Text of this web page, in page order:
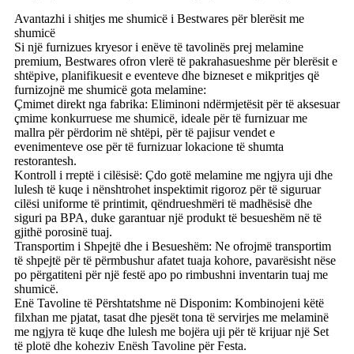
Avantazhi i shitjes me shumicë i Bestwares për blerësit me
shumicë
Si një furnizues kryesor i enëve të tavolinës prej melamine
premium, Bestwares ofron vlerë të pakrahasueshme për blerësit e
shtëpive, planifikuesit e eventeve dhe bizneset e mikpritjes që
furnizojnë me shumicë gota melamine:
Çmimet direkt nga fabrika: Eliminoni ndërmjetësit për të aksesuar
çmime konkurruese me shumicë, ideale për të furnizuar me
mallra për përdorim në shtëpi, për të pajisur vendet e
evenimenteve ose për të furnizuar lokacione të shumta
restorantesh.
Kontroll i rreptë i cilësisë: Çdo gotë melamine me ngjyra uji dhe
lulesh të kuqe i nënshtrohet inspektimit rigoroz për të siguruar
cilësi uniforme të printimit, qëndrueshmëri të madhësisë dhe
siguri pa BPA, duke garantuar një produkt të besueshëm në të
gjithë porosinë tuaj.
Transportim i Shpejtë dhe i Besueshëm: Ne ofrojmë transportim
të shpejtë për të përmbushur afatet tuaja kohore, pavarësisht nëse
po përgatiteni për një festë apo po rimbushni inventarin tuaj me
shumicë.
Enë Tavoline të Përshtatshme në Disponim: Kombinojeni këtë
filxhan me pjatat, tasat dhe pjesët tona të servirjes me melaminë
me ngjyra të kuqe dhe lulesh me bojëra uji për të krijuar një Set
të plotë dhe koheziv Enësh Tavoline për Festa.